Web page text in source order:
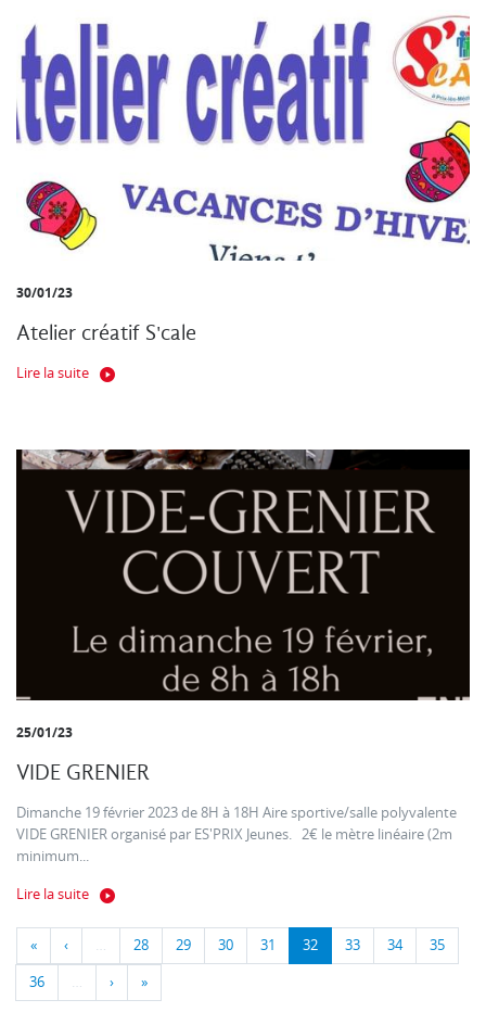
30/01/23
Atelier créatif S'cale
Lire la suite
25/01/23
VIDE GRENIER
Dimanche 19 février 2023 de 8H à 18H Aire sportive/salle polyvalente
VIDE GRENIER organisé par ES'PRIX Jeunes. 2€ le mètre linéaire (2m
minimum...
Lire la suite
« ‹ … 28 29 30 31 32 33 34 35
36 … › »